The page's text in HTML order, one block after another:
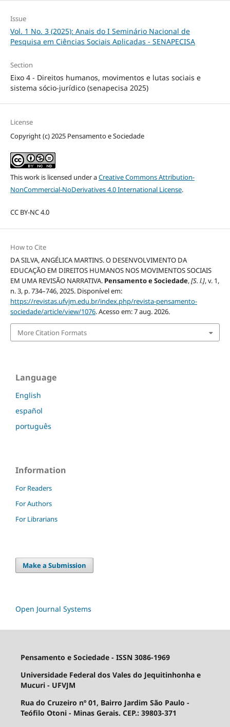
Issue
Vol. 1 No. 3 (2025): Anais do I Seminário Nacional de
Pesquisa em Ciências Sociais Aplicadas - SENAPECISA
Section
Eixo 4 - Direitos humanos, movimentos e lutas sociais e
sistema sócio-jurídico (senapecisa 2025)
License
Copyright (c) 2025 Pensamento e Sociedade
This work is licensed under aCreative Commons Attribution-
NonCommercial-NoDerivatives 4.0 International License.
CC BY-NC 4.0
How to Cite
DA SILVA, ANGÉLICA MARTINS. O DESENVOLVIMENTO DA
EDUCAÇÃO EM DIREITOS HUMANOS NOS MOVIMENTOS SOCIAIS
EM UMA REVISÃO NARRATIVA. Pensamento e Sociedade,[S. l.], v. 1,
n. 3, p. 734–746, 2025. Disponível em:
https://revistas.ufvjm.edu.br/index.php/revista-pensamento-
sociedade/article/view/1076. Acesso em: 7 aug. 2026.
More Citation Formats
Language
English
español
português
Information
For Readers
For Authors
For Librarians
Make a Submission
Open Journal Systems
Pensamento e Sociedade - ISSN 3086-1969
Universidade Federal dos Vales do Jequitinhonha e
Mucuri - UFVJM
Rua do Cruzeiro nº 01, Bairro Jardim São Paulo -
Teófilo Otoni - Minas Gerais. CEP.: 39803-371